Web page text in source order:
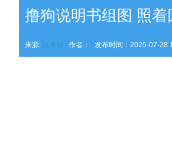
撸狗说明书组图 照
来源: 玩车趣 作者： 发布时间：2025-07-28